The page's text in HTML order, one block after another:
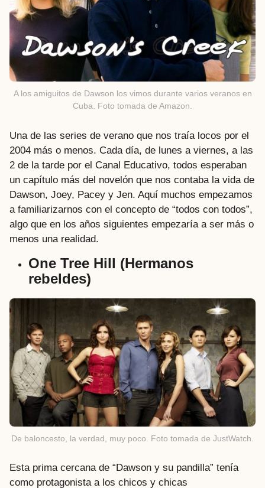
A los amiguitos de Dawson los vimos durante varios veranos en
Cuba. Foto tomada de Amazon.
Una de las series de verano que nos traía locos por el
2004 más o menos. Cada día, de lunes a viernes, a las
2 de la tarde por el Canal Educativo, todos esperaban
un capítulo más del novelón que nos contaba la vida de
Dawson, Joey, Pacey y Jen. Aquí muchos empezamos
a familiarizarnos con el concepto de “todos con todos”,
algo que en los años siguientes empezaría a ser más o
menos una realidad.
One Tree Hill (Hermanos
rebeldes)
De baloncesto, la verdad, muy poco. Foto tomada de JustWatch.
Esta prima cercana de “Dawson y su pandilla” tenía
como protagonista a los chicos y chicas